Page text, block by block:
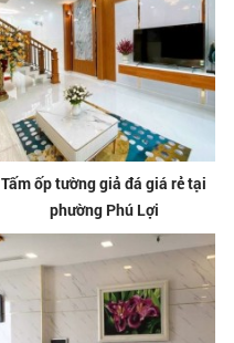
Tấm ốp tường giả đá giá rẻ tại
phường Phú Lợi